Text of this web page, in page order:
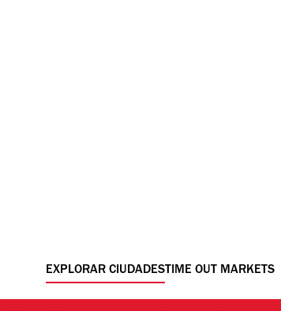
EXPLORAR CIUDADESTIME OUT MARKETS